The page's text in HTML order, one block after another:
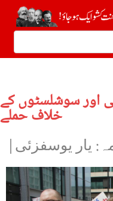
اور سوشلسٹوں کے
خلاف حملے
یار یوسفزئی|